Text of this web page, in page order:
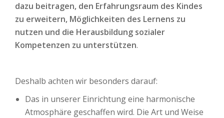
dazu beitragen, den Erfahrungsraum des Kindes
zu erweitern, Möglichkeiten des Lernens zu
nutzen und die Herausbildung sozialer
Kompetenzen zu unterstützen.
Deshalb achten wir besonders darauf:
Das in unserer Einrichtung eine harmonische
Atmosphäre geschaffen wird. Die Art und Weise